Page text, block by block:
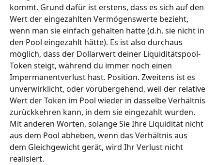
kommt. Grund dafür ist erstens, dass es sich auf den
Wert der eingezahlten Vermögenswerte bezieht,
wenn man sie einfach gehalten hätte (d.h. sie nicht in
den Pool eingezahlt hätte). Es ist also durchaus
möglich, dass der Dollarwert deiner Liquiditätspool-
Token steigt, während du immer noch einen
Impermanentverlust hast. Position. Zweitens ist es
unverwirklicht, oder vorübergehend, weil der relative
Wert der Token im Pool wieder in dasselbe Verhältnis
zurückkehren kann, in dem sie eingezahlt wurden.
Mit anderen Worten, solange Sie Ihre Liquidität nicht
aus dem Pool abheben, wenn das Verhältnis aus
dem Gleichgewicht gerät, wird Ihr Verlust nicht
realisiert.